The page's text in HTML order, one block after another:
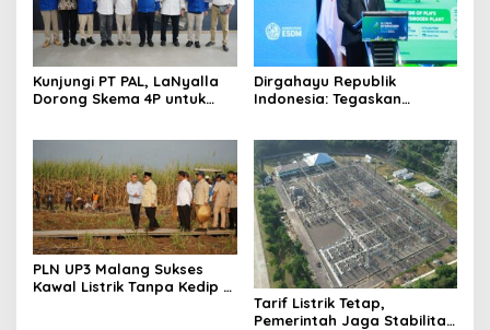
Kunjungi PT PAL, LaNyalla
Dorong Skema 4P untuk
Dirgahayu Republik
Indonesia: Tegaskan
Nasional
PLN UP3 Malang Sukses
Kawal Listrik Tanpa Kedip di
Tarif Listrik Tetap,
Pemerintah Jaga Stabilitas